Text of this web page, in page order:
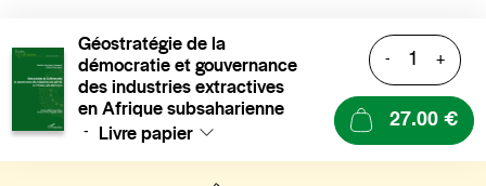
Géostratégie de la
démocratie et gouvernance
des industries extractives
en Afrique subsaharienne
- Livre papier
- +
27.00 €